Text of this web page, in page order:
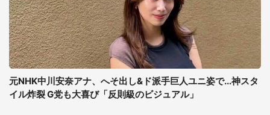
元NHK中川安奈アナ、へそ出し&ド派手巨人ユニ姿で...神スタ
イル炸裂 G党も大喜び「反則級のビジュアル」